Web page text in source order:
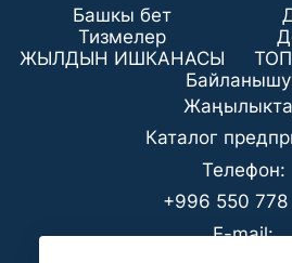
Башкы бет
Тизмелер
ЖЫЛДЫН ИШКАНАСЫ
Каталог
Телефон:
+996 550 778
E-mail: